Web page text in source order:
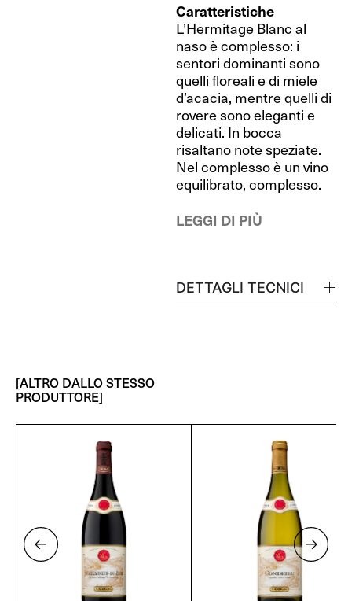
Caratteristiche
L’Hermitage Blanc al
naso è complesso: i
sentori dominanti sono
quelli floreali e di miele
d’acacia, mentre quelli di
rovere sono eleganti e
delicati. In bocca
risaltano note speziate.
Nel complesso è un vino
equilibrato, complesso.
LEGGI DI PIÙ
DETTAGLI TECNICI
[ALTRO DALLO STESSO
PRODUTTORE]